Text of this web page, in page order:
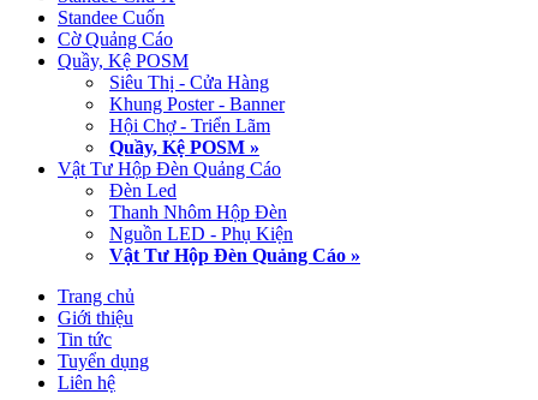
Standee Cuốn
Cờ Quảng Cáo
Quầy, Kệ POSM
Siêu Thị - Cửa Hàng
Khung Poster - Banner
Hội Chợ - Triển Lãm
Quầy, Kệ POSM »
Vật Tư Hộp Đèn Quảng Cáo
Đèn Led
Thanh Nhôm Hộp Đèn
Nguồn LED - Phụ Kiện
Vật Tư Hộp Đèn Quảng Cáo »
Trang chủ
Giới thiệu
Tin tức
Tuyển dụng
Liên hệ